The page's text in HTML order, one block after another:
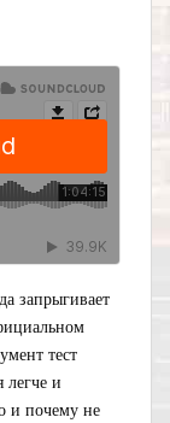
запрыгивает
тест
легче и
и почему не